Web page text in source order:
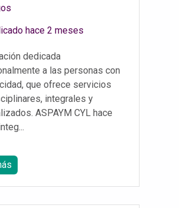
hace 2 meses
dedicada
a las personas con
que ofrece servicios
integrales y
ASPAYM CYL hace